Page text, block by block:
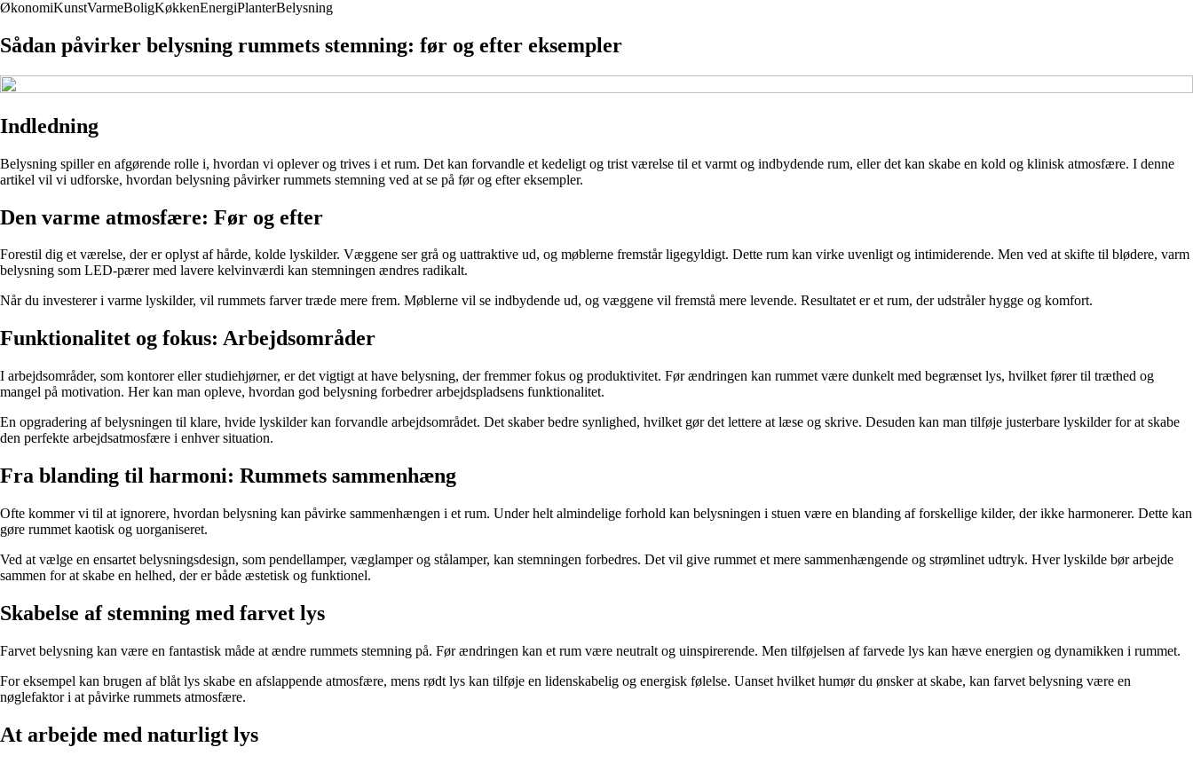
ØkonomiKunstVarmeBoligKøkkenEnergiPlanterBelysning
Sådan påvirker belysning rummets stemning: før og efter eksempler
Indledning
Belysning spiller en afgørende rolle i, hvordan vi oplever og trives i et rum. Det kan forvandle et kedeligt og trist værelse til et varmt og indbydende rum, eller det kan skabe en kold og klinisk atmosfære. I denne
artikel vil vi udforske, hvordan belysning påvirker rummets stemning ved at se på før og efter eksempler.
Den varme atmosfære: Før og efter
Forestil dig et værelse, der er oplyst af hårde, kolde lyskilder. Væggene ser grå og uattraktive ud, og møblerne fremstår ligegyldigt. Dette rum kan virke uvenligt og intimiderende. Men ved at skifte til blødere, varm
belysning som LED-pærer med lavere kelvinværdi kan stemningen ændres radikalt.
Når du investerer i varme lyskilder, vil rummets farver træde mere frem. Møblerne vil se indbydende ud, og væggene vil fremstå mere levende. Resultatet er et rum, der udstråler hygge og komfort.
Funktionalitet og fokus: Arbejdsområder
I arbejdsområder, som kontorer eller studiehjørner, er det vigtigt at have belysning, der fremmer fokus og produktivitet. Før ændringen kan rummet være dunkelt med begrænset lys, hvilket fører til træthed og
mangel på motivation. Her kan man opleve, hvordan god belysning forbedrer arbejdspladsens funktionalitet.
En opgradering af belysningen til klare, hvide lyskilder kan forvandle arbejdsområdet. Det skaber bedre synlighed, hvilket gør det lettere at læse og skrive. Desuden kan man tilføje justerbare lyskilder for at skabe
den perfekte arbejdsatmosfære i enhver situation.
Fra blanding til harmoni: Rummets sammenhæng
Ofte kommer vi til at ignorere, hvordan belysning kan påvirke sammenhængen i et rum. Under helt almindelige forhold kan belysningen i stuen være en blanding af forskellige kilder, der ikke harmonerer. Dette kan
gøre rummet kaotisk og uorganiseret.
Ved at vælge en ensartet belysningsdesign, som pendellamper, væglamper og stålamper, kan stemningen forbedres. Det vil give rummet et mere sammenhængende og strømlinet udtryk. Hver lyskilde bør arbejde
sammen for at skabe en helhed, der er både æstetisk og funktionel.
Skabelse af stemning med farvet lys
Farvet belysning kan være en fantastisk måde at ændre rummets stemning på. Før ændringen kan et rum være neutralt og uinspirerende. Men tilføjelsen af farvede lys kan hæve energien og dynamikken i rummet.
For eksempel kan brugen af blåt lys skabe en afslappende atmosfære, mens rødt lys kan tilføje en lidenskabelig og energisk følelse. Uanset hvilket humør du ønsker at skabe, kan farvet belysning være en
nøglefaktor i at påvirke rummets atmosfære.
At arbejde med naturligt lys